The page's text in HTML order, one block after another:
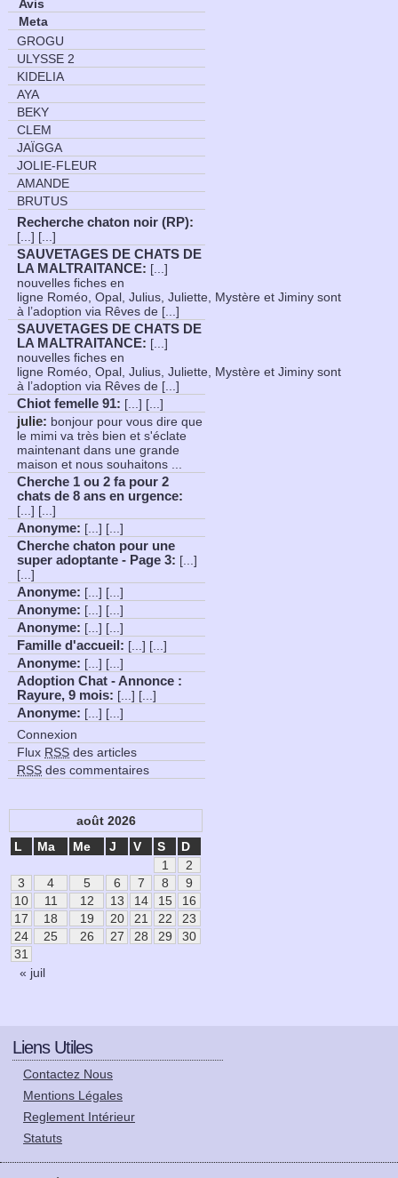
Avis
Meta
GROGU
ULYSSE 2
KIDELIA
AYA
BEKY
CLEM
JAÏGGA
JOLIE-FLEUR
AMANDE
BRUTUS
Recherche chaton noir (RP):
[...] [...]
SAUVETAGES DE CHATS DE
LA MALTRAITANCE: [...]
nouvelles fiches en
ligne Roméo, Opal, Julius, Juliette, Mystère et Jiminy sont
à l’adoption via Rêves de [...]
SAUVETAGES DE CHATS DE
LA MALTRAITANCE: [...]
nouvelles fiches en
ligne Roméo, Opal, Julius, Juliette, Mystère et Jiminy sont
à l’adoption via Rêves de [...]
Chiot femelle 91: [...] [...]
julie: bonjour pour vous dire que
le mimi va très bien et s'éclate
maintenant dans une grande
maison et nous souhaitons ...
Cherche 1 ou 2 fa pour 2
chats de 8 ans en urgence:
[...] [...]
Anonyme: [...] [...]
Cherche chaton pour une
super adoptante - Page 3: [...]
[...]
Anonyme: [...] [...]
Anonyme: [...] [...]
Anonyme: [...] [...]
Famille d'accueil : [...] [...]
Anonyme: [...] [...]
Adoption Chat - Annonce :
Rayure, 9 mois: [...] [...]
Anonyme: [...] [...]
Connexion
Flux RSS des articles
RSS des commentaires
août 2026
L
Ma Me J V S D
« juil
1
2
3
4 5 6 7 8
9
10
11 12 13 14 15
16
17
18 19 20 21 22
23
24
25 26 27 28 29
30
31
Liens Utiles
Contactez Nous
Mentions Légales
Reglement Intérieur
Statuts